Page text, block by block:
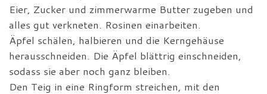
Eier, Zucker und zimmerwarme Butter zugeben und
alles gut verkneten. Rosinen einarbeiten.
Äpfel schälen, halbieren und die Kerngehäuse
herausschneiden. Die Äpfel blättrig einschneiden,
sodass sie aber noch ganz bleiben.
Den Teig in eine Ringform streichen, mit den